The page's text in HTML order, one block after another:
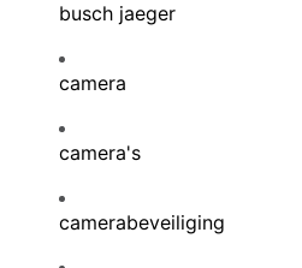
busch jaeger
camera
camera's
camerabeveiliging